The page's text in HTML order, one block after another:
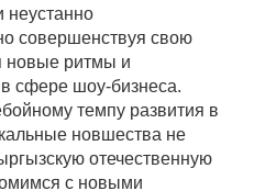
неустанно
совершенствуя свою
новые ритмы и
сфере шоу-бизнеса.
темпу развития в
новшества не
отечественную
с новыми